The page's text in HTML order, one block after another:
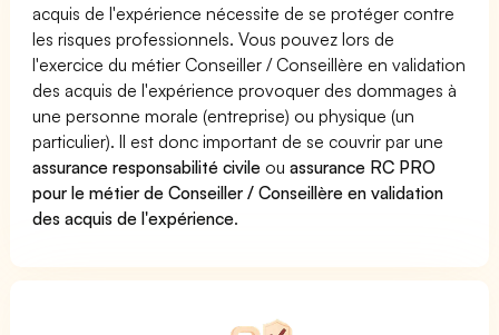
acquis de l'expérience nécessite de se protéger contre
les risques professionnels. Vous pouvez lors de
l'exercice du métier Conseiller / Conseillère en validation
des acquis de l'expérience provoquer des dommages à
une personne morale (entreprise) ou physique (un
particulier). Il est donc important de se couvrir par une
assurance responsabilité civile ouassurance RC PRO
pour le métier de Conseiller / Conseillère en validation
des acquis de l'expérience.